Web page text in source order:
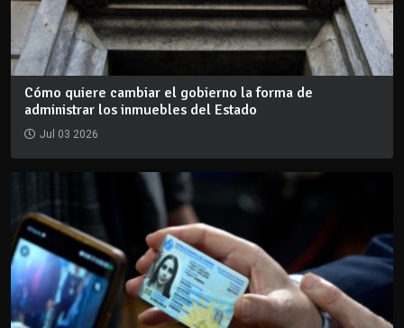
Cómo quiere cambiar el gobierno la forma de
administrar los inmuebles del Estado
Jul 03 2026